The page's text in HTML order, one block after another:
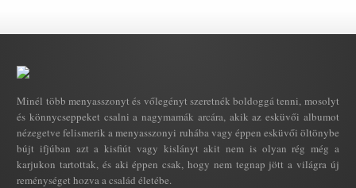
Minél több menyasszonyt és vőlegényt szeretnék boldoggá tenni, mosolyt
és könnycseppeket csalni a nagymamák arcára, akik az esküvői albumot
nézegetve felismerik a menyasszonyi ruhába vagy éppen esküvői öltönybe
bújt ifjúban azt a kisfiút vagy kislányt akit nem is olyan rég még a
karjukon tartottak, és aki éppen csak, hogy nem tegnap jött a világra új
reménységet hozva a család életébe.